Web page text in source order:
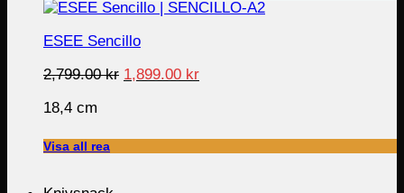
ESEE Sencillo
2,799.00kr Original
1,899.00 krCurrent
18,4 cm
Visa all rea